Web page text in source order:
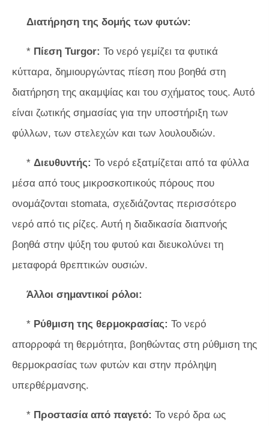
Διατήρηση της δομής των φυτών:
* Πίεση Turgor: Το νερό γεμίζει τα φυτικά
κύτταρα, δημιουργώντας πίεση που βοηθά στη
διατήρηση της ακαμψίας και του σχήματος τους. Αυτό
είναι ζωτικής σημασίας για την υποστήριξη των
φύλλων, των στελεχών και των λουλουδιών.
* Διευθυντής: Το νερό εξατμίζεται από τα φύλλα
μέσα από τους μικροσκοπικούς πόρους που
ονομάζονται stomata, σχεδιάζοντας περισσότερο
νερό από τις ρίζες. Αυτή η διαδικασία διαπνοής
βοηθά στην ψύξη του φυτού και διευκολύνει τη
μεταφορά θρεπτικών ουσιών.
Άλλοι σημαντικοί ρόλοι:
* Ρύθμιση της θερμοκρασίας: Το νερό
απορροφά τη θερμότητα, βοηθώντας στη ρύθμιση της
θερμοκρασίας των φυτών και στην πρόληψη
υπερθέρμανσης.
* Προστασία από παγετό: Το νερό δρα ως